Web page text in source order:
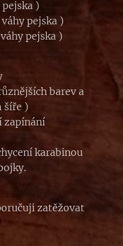
)
pejska )
pejska )
barev a
šíře )
zapínání
karabinou
zatěžovat